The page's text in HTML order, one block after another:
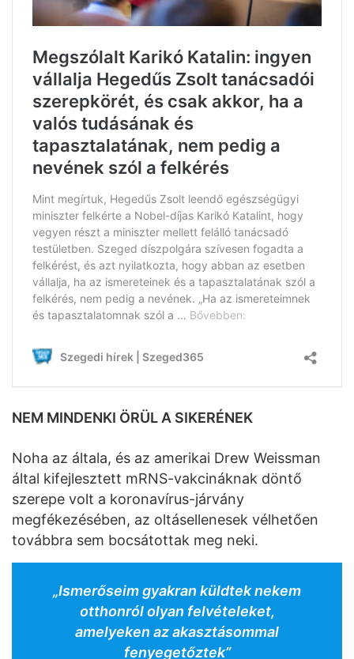
NEM MINDENKI ÖRÜL A SIKERÉNEK
Noha az általa, és az amerikai Drew Weissman
által kifejlesztett mRNS-vakcináknak döntő
szerepe volt a koronavírus-járvány
megfékezésében, az oltásellenesek vélhetően
továbbra sem bocsátottak meg neki.
„Ismerőseim gyakran küldtek nekem
otthonról olyan felvételeket,
amelyeken az akasztásommal
fenyegetőztek”